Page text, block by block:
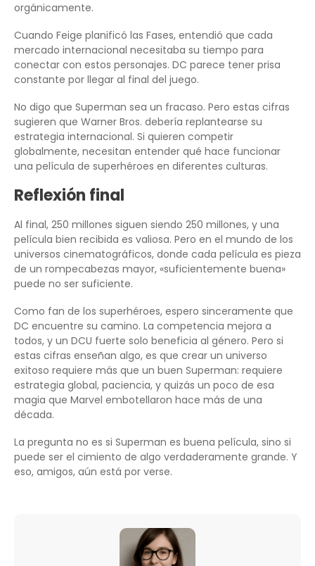
orgánicamente.
Cuando Feige planificó las Fases, entendió que cada
mercado internacional necesitaba su tiempo para
conectar con estos personajes. DC parece tener prisa
constante por llegar al final del juego.
No digo que Superman sea un fracaso. Pero estas cifras
sugieren que Warner Bros. debería replantearse su
estrategia internacional. Si quieren competir
globalmente, necesitan entender qué hace funcionar
una película de superhéroes en diferentes culturas.
Reflexión final
Al final, 250 millones siguen siendo 250 millones, y una
película bien recibida es valiosa. Pero en el mundo de los
universos cinematográficos, donde cada película es pieza
de un rompecabezas mayor, «suficientemente buena»
puede no ser suficiente.
Como fan de los superhéroes, espero sinceramente que
DC encuentre su camino. La competencia mejora a
todos, y un DCU fuerte solo beneficia al género. Pero si
estas cifras enseñan algo, es que crear un universo
exitoso requiere más que un buen Superman: requiere
estrategia global, paciencia, y quizás un poco de esa
magia que Marvel embotellaron hace más de una
década.
La pregunta no es si Superman es buena película, sino si
puede ser el cimiento de algo verdaderamente grande. Y
eso, amigos, aún está por verse.